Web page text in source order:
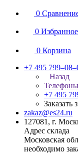
0
0 Избранное
0 Корзина
+7 495
Назад
Телефоны
+7 495
Заказать
zakaz@es24.ru
127081, г.
Адрес склада
Московская
необходимо